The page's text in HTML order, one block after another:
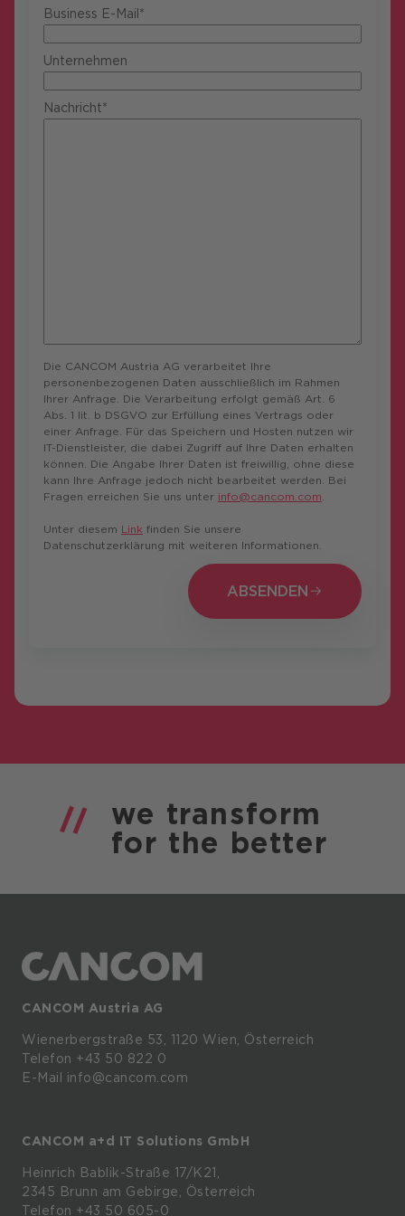
Business E-Mail*
Unternehmen
Nachricht*
Die CANCOM Austria AG verarbeitet Ihre
personenbezogenen Daten ausschließlich im Rahmen
Ihrer Anfrage. Die Verarbeitung erfolgt gemäß Art. 6
Abs. 1 lit. b DSGVO zur Erfüllung eines Vertrags oder
einer Anfrage. Für das Speichern und Hosten nutzen wir
IT-Dienstleister, die dabei Zugriff auf Ihre Daten erhalten
können. Die Angabe Ihrer Daten ist freiwillig, ohne diese
kann Ihre Anfrage jedoch nicht bearbeitet werden. Bei
Fragen erreichen Sie uns unter info@cancom.com.
Unter diesem Link finden Sie unsere
Datenschutzerklärung mit weiteren Informationen.
ABSENDEN
ABSENDEN
we transform
for the better
CANCOM Austria AG
Wienerbergstraße 53, 1120 Wien, Österreich
Telefon +43 50 822 0
E-Mail info@cancom.com
CANCOM a+d IT Solutions GmbH
Heinrich Bablik-Straße 17/K21,
2345 Brunn am Gebirge, Österreich
Telefon +43 50 605-0